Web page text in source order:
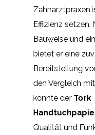
Zahnarztpraxen
Effizienz setzen.
Bauweise und
bietet er eine
Bereitstellung
den Vergleich
konnte der Tork
Qualität und